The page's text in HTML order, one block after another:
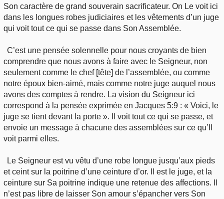
Son caractère de grand souverain sacrificateur. On Le voit ici
dans les longues robes judiciaires et les vêtements d’un juge
qui voit tout ce qui se passe dans Son Assemblée.
C’est une pensée solennelle pour nous croyants de bien
comprendre que nous avons à faire avec le Seigneur, non
seulement comme le chef [tête] de l’assemblée, ou comme
notre époux bien-aimé, mais comme notre juge auquel nous
avons des comptes à rendre. La vision du Seigneur ici
correspond à la pensée exprimée en Jacques 5:9 : « Voici, le
juge se tient devant la porte ». Il voit tout ce qui se passe, et
envoie un message à chacune des assemblées sur ce qu’Il
voit parmi elles.
Le Seigneur est vu vêtu d’une robe longue jusqu’aux pieds
et ceint sur la poitrine d’une ceinture d’or. Il est le juge, et la
ceinture sur Sa poitrine indique une retenue des affections. Il
n’est pas libre de laisser Son amour s’épancher vers Son